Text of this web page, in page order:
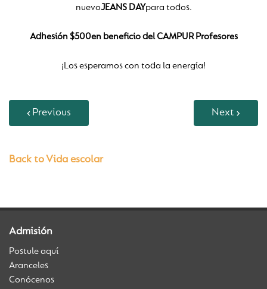
nuevoJEANS DAYpara todos.
Adhesión $500en beneficio del CAMPUR Profesores
¡Los esperamos con toda la energía!
Previous Next
Back to Vida escolar
Admisión
Postule aquí
Aranceles
Conócenos